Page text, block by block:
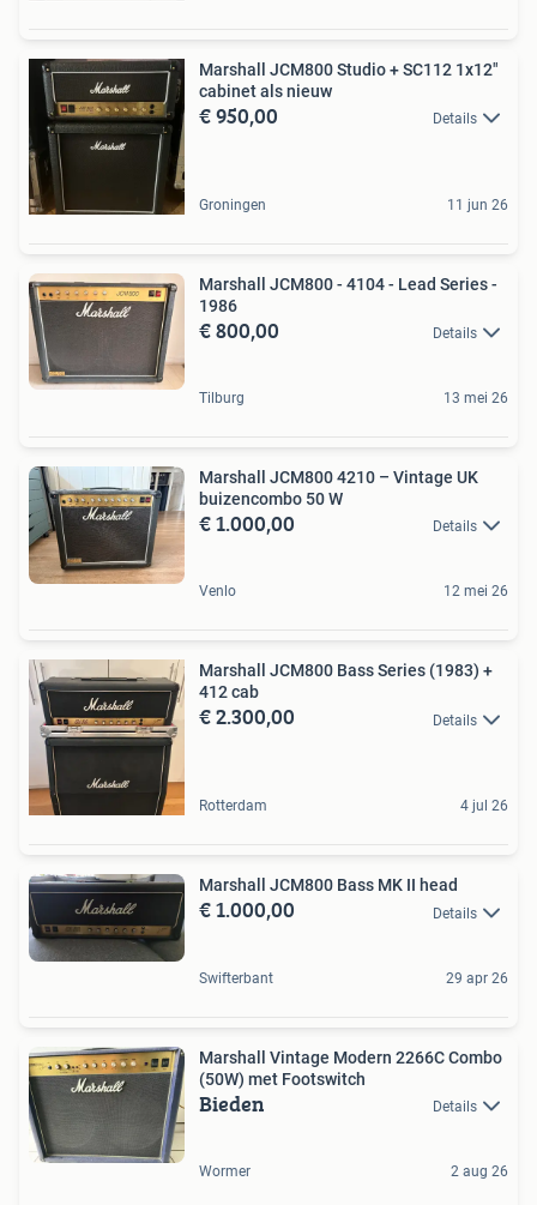
Marshall JCM800 Studio + SC112 1x12"
cabinet als nieuw
€ 950,00 Details
Groningen 11 jun 26
Marshall JCM800 - 4104 - Lead Series -
1986
€ 800,00 Details
Tilburg 13 mei 26
Marshall JCM800 4210 – Vintage UK
buizencombo 50 W
€ 1.000,00 Details
Venlo 12 mei 26
Marshall JCM800 Bass Series (1983) +
412 cab
€ 2.300,00 Details
Rotterdam 4 jul 26
Marshall JCM800 Bass MK II head
€ 1.000,00 Details
Swifterbant 29 apr 26
Marshall Vintage Modern 2266C Combo
(50W) met Footswitch
Bieden Details
Wormer 2 aug 26